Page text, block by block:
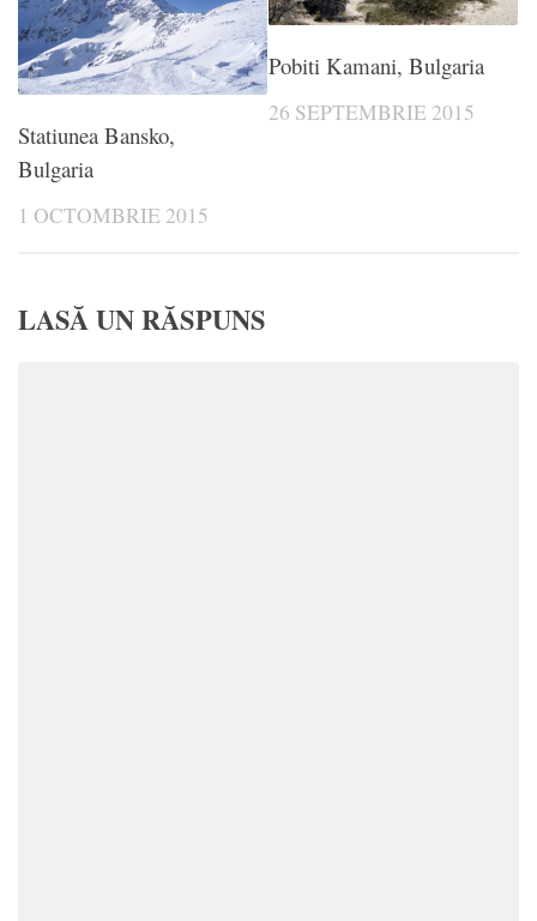
Statiunea Bansko,
Bulgaria
1 OCTOMBRIE 2015
Pobiti Kamani, Bulgaria
26 SEPTEMBRIE 2015
LASĂ UN RĂSPUNS